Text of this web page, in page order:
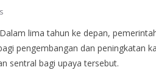
lima tahun ke depan,
pengembangan dan peningkatan
sentral bagi upaya tersebut.